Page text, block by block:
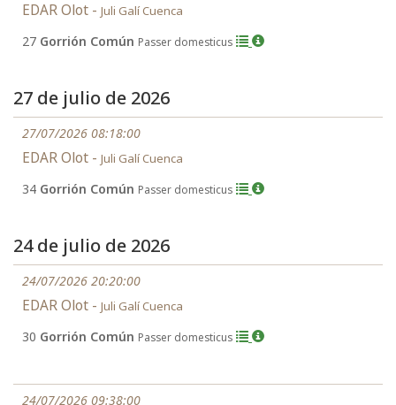
EDAR Olot - Juli Galí Cuenca
27 Gorrión Común Passer domesticus
27 de julio de 2026
27/07/2026 08:18:00
EDAR Olot - Juli Galí Cuenca
34 Gorrión Común Passer domesticus
24 de julio de 2026
24/07/2026 20:20:00
EDAR Olot - Juli Galí Cuenca
30 Gorrión Común Passer domesticus
24/07/2026 09:38:00